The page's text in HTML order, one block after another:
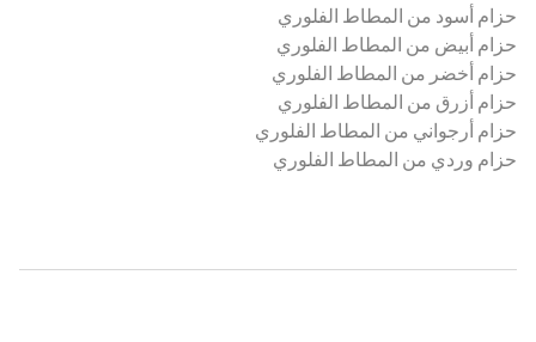
حزام أسود من المطاط الفلوري
حزام أبيض من المطاط الفلوري
حزام أخضر من المطاط الفلوري
حزام أزرق من المطاط الفلوري
حزام أرجواني من المطاط الفلوري
حزام وردي من المطاط الفلوري